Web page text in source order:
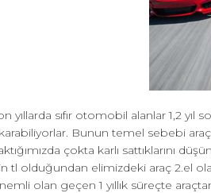
yıllarda sıfır otomobil alanlar 1,2 yıl
Bunun temel sebebi
çokta karlı sattıklarını
tl olduğundan elimizdeki araç 2.el
olan geçen 1 yıllık süreçte